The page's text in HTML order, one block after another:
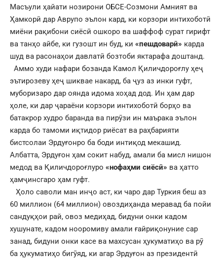
Масъули ҳайати нозирони ОБСЕ-Созмони Амният ва
Ҳамкорӣ дар Аврупо эълон кард, ки корзори интихоботӣ
миёни рақибони сиёсӣ ошкоро ва шаффоф сурат гирифт
ва танҳо айбе, ки гузошт ин буд, ки «пешдоварӣ» карда
шуд ва расонаҳои давлатӣ бозтоби яктарафа доштанд.
Аммо худи нафари бозанда Камол Қиличдороғлу ҳеҷ
эътирозеву ҳеҷ шиквае накард, ба ҷуз аз инки гуфт,
муборизаро дар оянда идома хоҳад дод. Ин ҳам дар
ҳоле, ки дар ҷараёни корзори интихоботӣ борҳо ва
батакрор худро баранда ва пирӯзи ин маърака эълон
карда бо тамоми иқтидор риёсат ва раҳбарияти
бистсолаи Эрдуғонро ба боди интиқод мекашид.
Албатта, Эрдуғон ҳам сокит набуд, амали ба мисл нишон
медод ва Қиличдороғлуро «нофаҳми сиёсӣ» ва ҳатто
ҳамҷинсгаро ҳам гуфт.
Ҳоло саволи ман инҷо аст, ки чаро дар Туркия беш аз
60 миллион (64 миллион) овоздиҳанда меравад ба пойи
сандуқҳои рай, овоз медиҳад, бидуни онки кадом
хушунате, кадом нооромиву амали ғайриқонуние сар
занад, бидуни онки касе ва махсусан ҳукуматиҳо ва рӯ
ба ҳукуматиҳо бигӯяд, ки агар Эрдуғон аз президентӣ